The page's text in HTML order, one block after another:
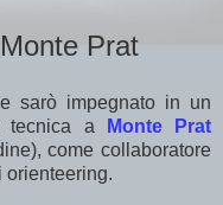
Prat
sarò impegnato in un
tecnica a
Monte Prat
come collaboratore
orienteering.